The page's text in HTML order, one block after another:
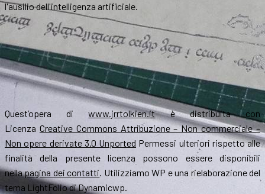
l'ausilio dell'intelligenza artificiale.
Quest’opera diwww.jrrtolkien.itè distribuita con
Licenza Creative Commons Attribuzione – Non commerciale –
Non opere derivate 3.0 Unported Permessi ulteriori rispetto alle
finalità della presente licenza possono essere disponibili
nellapagina dei contatti. Utilizziamo WP e una rielaborazione del
tema LightFolio di Dynamicwp.